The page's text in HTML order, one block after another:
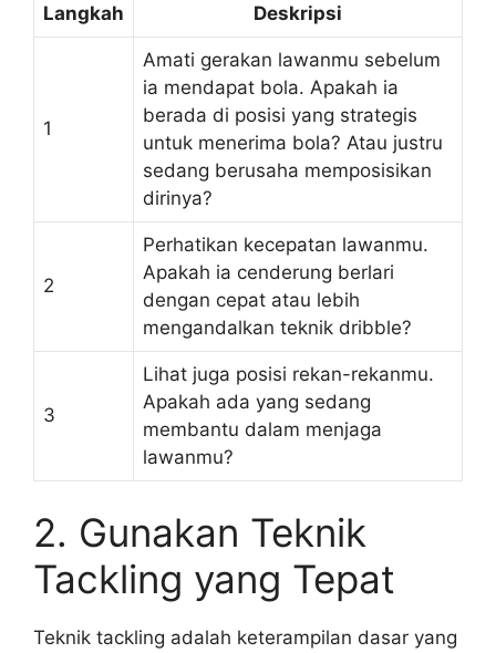
Langkah Deskripsi
1
Amati gerakan lawanmu sebelum
ia mendapat bola. Apakah ia
berada di posisi yang strategis
untuk menerima bola? Atau justru
sedang berusaha memposisikan
dirinya?
2
Perhatikan kecepatan lawanmu.
Apakah ia cenderung berlari
dengan cepat atau lebih
mengandalkan teknik dribble?
3
Lihat juga posisi rekan-rekanmu.
Apakah ada yang sedang
membantu dalam menjaga
lawanmu?
2. Gunakan Teknik
Tackling yang Tepat
Teknik tackling adalah keterampilan dasar yang